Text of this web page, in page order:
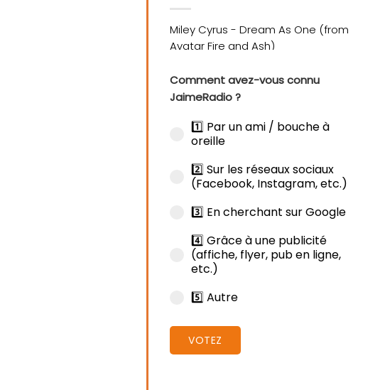
Comment avez-vous connu
JaimeRadio ?
1️⃣ Par un ami / bouche à
oreille
2️⃣ Sur les réseaux sociaux
(Facebook, Instagram, etc.)
3️⃣ En cherchant sur Google
4️⃣ Grâce à une publicité
(affiche, flyer, pub en ligne,
etc.)
5️⃣ Autre
VOTEZ